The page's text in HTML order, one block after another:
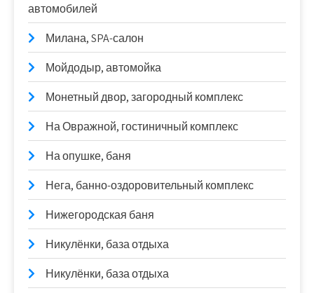
автомобилей
Милана, SPA-салон
Мойдодыр, автомойка
Монетный двор, загородный комплекс
На Овражной, гостиничный комплекс
На опушке, баня
Нега, банно-оздоровительный комплекс
Нижегородская баня
Никулёнки, база отдыха
Никулёнки, база отдыха